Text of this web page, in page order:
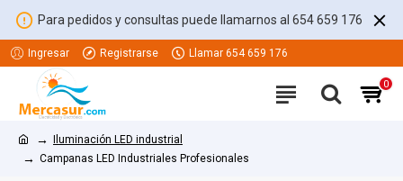
Para pedidos y consultas puede llamarnos al 654 659 176
Ingresar Registrarse Llamar 654 659 176
0
Iluminación LED industrial
Campanas LED Industriales Profesionales